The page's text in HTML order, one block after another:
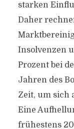
starken
Daher
Insolvenzen
Prozent bei
Jahren des
Zeit, um sich
Eine
frühestens